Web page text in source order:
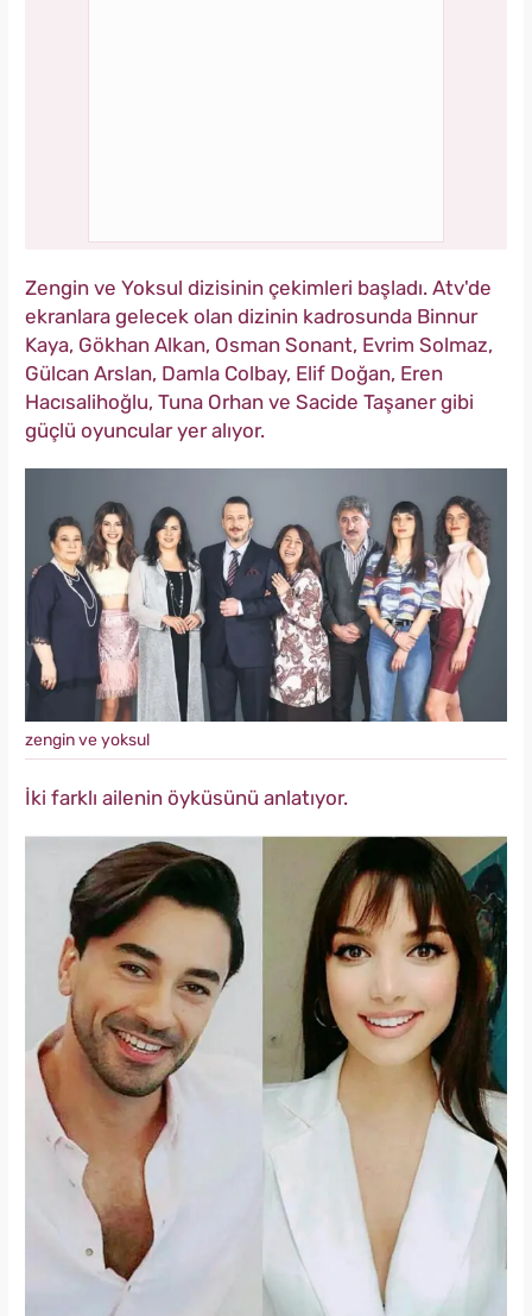
Zengin ve Yoksul dizisinin çekimleri başladı. Atv'de
ekranlara gelecek olan dizinin kadrosunda Binnur
Kaya, Gökhan Alkan, Osman Sonant, Evrim Solmaz,
Gülcan Arslan, Damla Colbay, Elif Doğan, Eren
Hacısalihoğlu, Tuna Orhan ve Sacide Taşaner gibi
güçlü oyuncular yer alıyor.
zengin ve yoksul
İki farklı ailenin öyküsünü anlatıyor.